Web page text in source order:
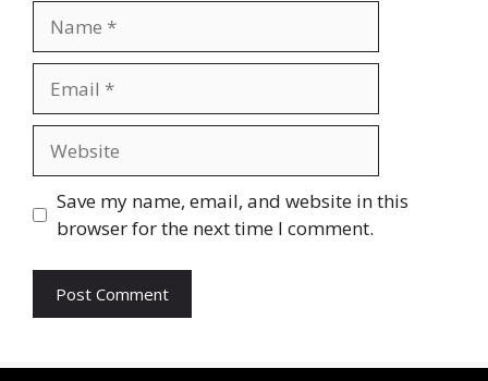
Save my name, email, and website in this
browser for the next time I comment.